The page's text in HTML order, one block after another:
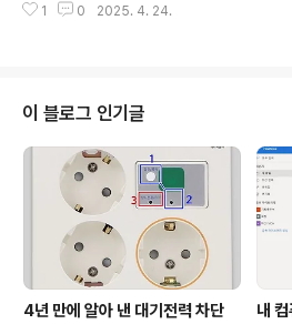
가 간 이견으로 합의에 이르지 못하였습니다. 특히
2. 30 방송분) 의대 정원 2000명 증원으로 시작
18일, 창원컨벤션센터에서 제6회 경상남도 공공보
심포지움이 열렸습니다. 오늘은 경상남도가 추진
필수의료 정책 방향에 대하여 함께 생각해보겠습
수 의료는 “응급·외상·심뇌혈관 등 생명과 직결된
의료 강화, 산모·어린이·장애인 등 건강 취약계층
스 확대, 그리고 감명병, ..
1 0 2025. 4. 24.
이 블로그 인기글
4년 만에 알아 낸 대기전력 차단
내